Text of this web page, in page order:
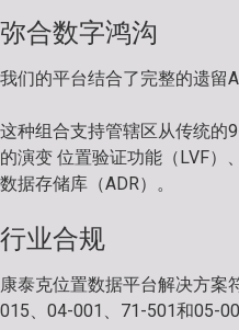
弥合数字鸿沟
我们的平台结合了完整的遗留
这种组合支持管辖区从传统的
的演变 位置验证功能（LVF）
数据存储库（ADR）。
行业合规
康泰克位置数据平台解决方案
015、04-001、71-501和05-